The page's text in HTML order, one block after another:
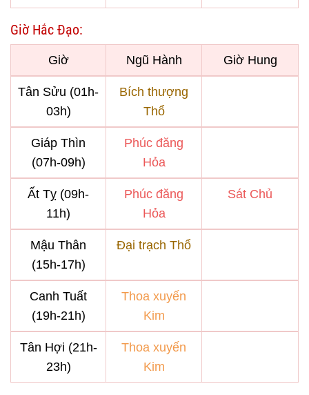
Giờ Hắc Đạo:
Giờ Ngũ Hành Giờ Hung
Tân Sửu (01h-
03h)
Bích thượng
Thổ
Giáp Thìn
(07h-09h)
Phúc đăng
Hỏa
Ất Tỵ (09h-
11h)
Phúc đăng
Hỏa
Sát Chủ
Mậu Thân
(15h-17h)
Đại trạch Thổ
Canh Tuất
(19h-21h)
Thoa xuyến
Kim
Tân Hợi (21h-
23h)
Thoa xuyến
Kim